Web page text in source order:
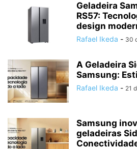
Geladeira
RS57:
design
Rafael Ikeda - 30
A Geladeira
Samsung:
Rafael Ikeda - 21
Samsung
geladeiras